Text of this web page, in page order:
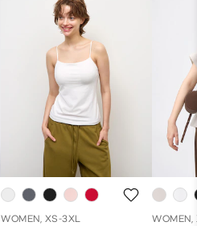
WOMEN, XS-3XL WOMEN,